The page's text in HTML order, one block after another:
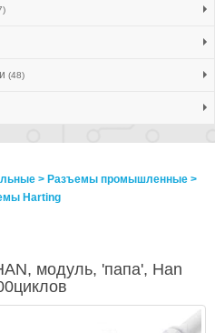
(48)
> Разъeмы промышленные >
Harting
модуль, 'папа', Han